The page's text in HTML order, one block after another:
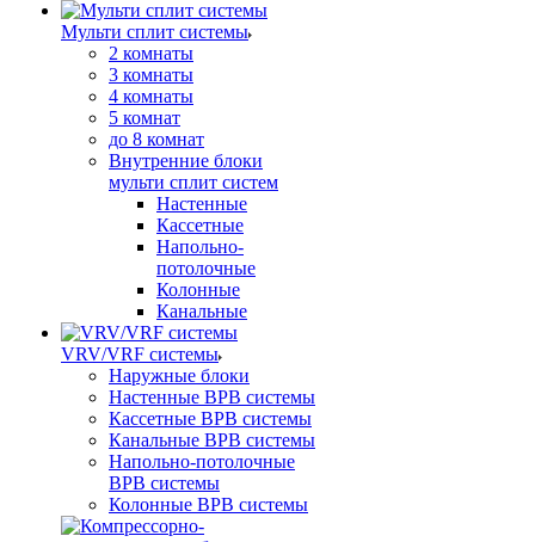
Мульти сплит системы
2 комнаты
3 комнаты
4 комнаты
5 комнат
до 8 комнат
Внутренние блоки
мульти сплит систем
Настенные
Кассетные
Напольно-
потолочные
Колонные
Канальные
VRV/VRF системы
Наружные блоки
Настенные ВРВ системы
Кассетные ВРВ системы
Канальные ВРВ системы
Напольно-потолочные
ВРВ системы
Колонные ВРВ системы